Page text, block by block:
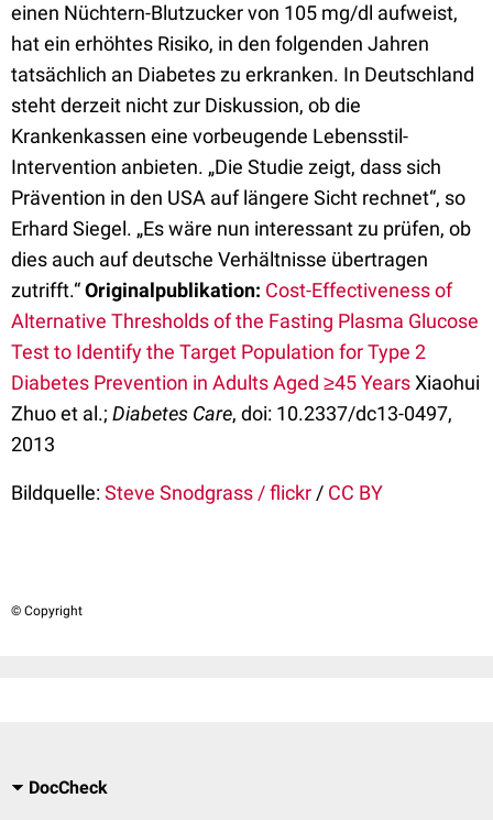
einen Nüchtern-Blutzucker von 105 mg/dl aufweist,
hat ein erhöhtes Risiko, in den folgenden Jahren
tatsächlich an Diabetes zu erkranken. In Deutschland
steht derzeit nicht zur Diskussion, ob die
Krankenkassen eine vorbeugende Lebensstil-
Intervention anbieten. „Die Studie zeigt, dass sich
Prävention in den USA auf längere Sicht rechnet“, so
Erhard Siegel. „Es wäre nun interessant zu prüfen, ob
dies auch auf deutsche Verhältnisse übertragen
zutrifft.“Originalpublikation: Cost-Effectiveness of
Alternative Thresholds of the Fasting Plasma Glucose
Test to Identify the Target Population for Type 2
Diabetes Prevention in Adults Aged ≥45 YearsXiaohui
Zhuo et al.; Diabetes Care, doi: 10.2337/dc13-0497,
2013
Bildquelle:Steve Snodgrass / flickr / CC BY
© Copyright
DocCheck